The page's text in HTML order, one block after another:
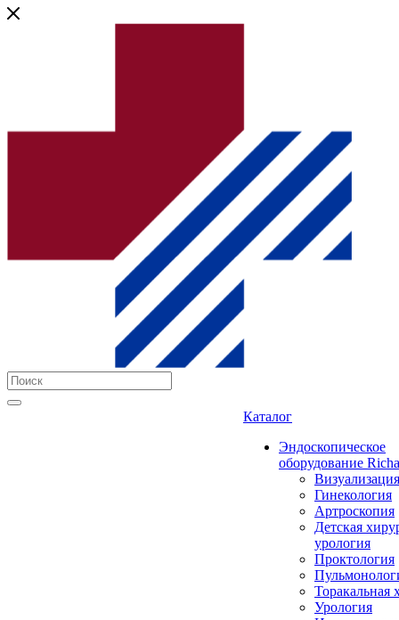
Каталог
Эндоскопическое
оборудование
Визуализация
Гинекология
Артроскопия
Детская
урология
Проктология
Торакальная
Урология